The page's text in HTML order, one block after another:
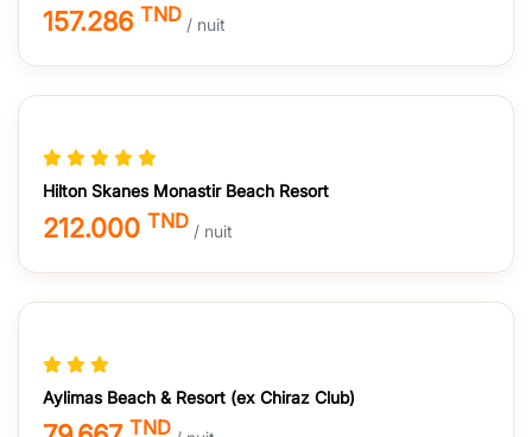
157.286 TND / nuit
Hilton Skanes Monastir Beach Resort
212.000 TND / nuit
Aylimas Beach & Resort (ex Chiraz Club)
TND